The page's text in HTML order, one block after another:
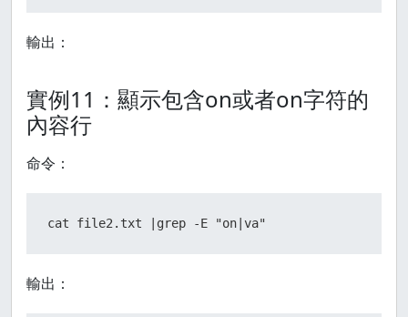
輸出：
實例11：顯示包含on或者on字符的
內容行
命令：
cat file2.txt |grep -E "on|va"
輸出：